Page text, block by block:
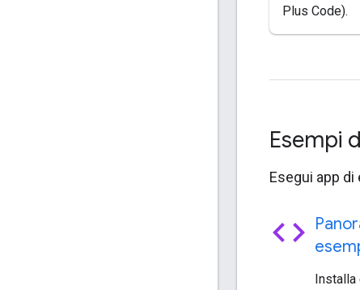
Plus Code).
Esempi
Esegui app
code
Installa